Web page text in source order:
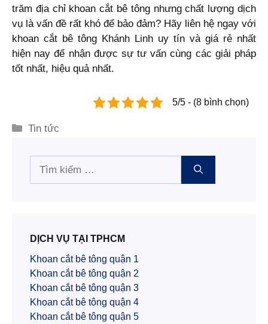
trăm địa chỉ khoan cắt bê tông nhưng chất lượng dịch
vụ là vấn đề rất khó để bảo đảm? Hãy liên hệ ngay với
khoan cắt bê tông Khánh Linh uy tín và giá rẻ nhất
hiện nay để nhận được sự tư vấn cùng các giải pháp
tốt nhất, hiệu quả nhất.
5/5 - (8 bình chọn)
Danh
Tin tức
kiếm
DỊCH VỤ TẠI TPHCM
Khoan cắt bê tông quận 1
Khoan cắt bê tông quận 2
Khoan cắt bê tông quận 3
Khoan cắt bê tông quận 4
Khoan cắt bê tông quận 5